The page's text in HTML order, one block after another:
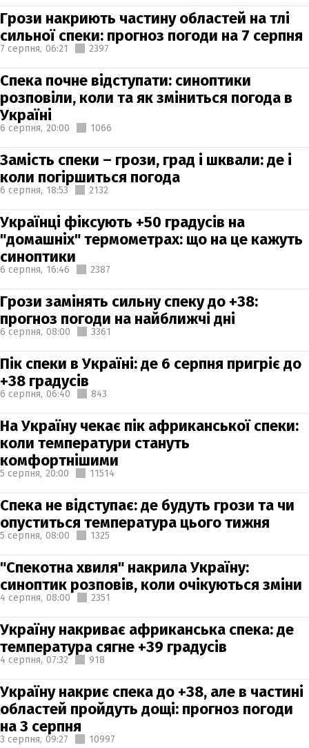
Грози накриють частину областей на тлі
сильної спеки: прогноз погоди на 7 серпня
7 серпня, 06:21 2397
Спека почне відступати: синоптики
розповіли, коли та як зміниться погода в
Україні
6 серпня, 20:00 1066
Замість спеки – грози, град і шквали: де і
коли погіршиться погода
6 серпня, 18:53 2132
Українці фіксують +50 градусів на
"домашніх" термометрах: що на це кажуть
синоптики
6 серпня, 16:46 2387
Грози замінять сильну спеку до +38:
прогноз погоди на найближчі дні
6 серпня, 08:00 3361
Пік спеки в Україні: де 6 серпня пригріє до
+38 градусів
6 серпня, 06:40 843
На Україну чекає пік африканської спеки:
коли температури стануть
комфортнішими
5 серпня, 20:00 11514
Спека не відступає: де будуть грози та чи
опуститься температура цього тижня
5 серпня, 08:00 1325
"Спекотна хвиля" накрила Україну:
синоптик розповів, коли очікуються зміни
4 серпня, 08:00 2351
Україну накриває африканська спека: де
температура сягне +39 градусів
4 серпня, 07:32 918
Україну накриє спека до +38, але в частині
областей пройдуть дощі: прогноз погоди
на 3 серпня
3 серпня, 09:27 10997